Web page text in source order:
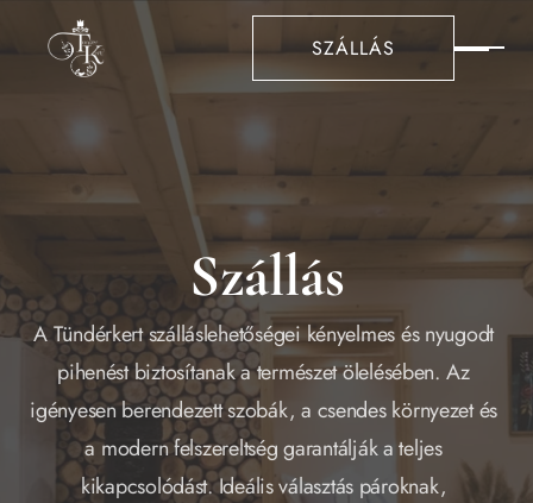
Szállás
A Tündérkert szálláslehetőségei kényelmes és nyugodt
pihenést biztosítanak a természet ölelésében. Az
igényesen berendezett szobák, a csendes környezet és
a modern felszereltség garantálják a teljes
kikapcsolódást. Ideális választás pároknak,
SZÁLLÁS